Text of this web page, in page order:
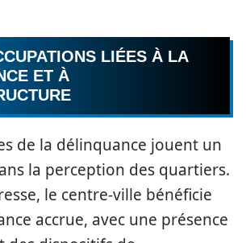
LIÉES À LA
ET À
de la délinquance jouent un
la perception des quartiers.
le centre-ville bénéficie
accrue, avec une présence